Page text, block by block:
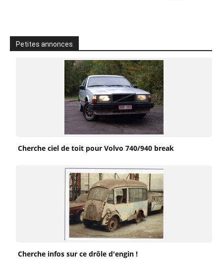
Petites annonces
Cherche ciel de toit pour Volvo 740/940 break
Cherche infos sur ce drôle d'engin !